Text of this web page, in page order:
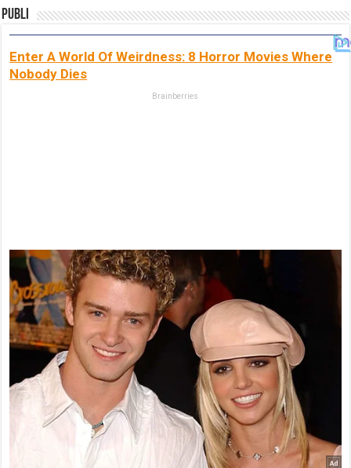
Publi
Enter A World Of Weirdness: 8 Horror Movies Where
Nobody Dies
Brainberries